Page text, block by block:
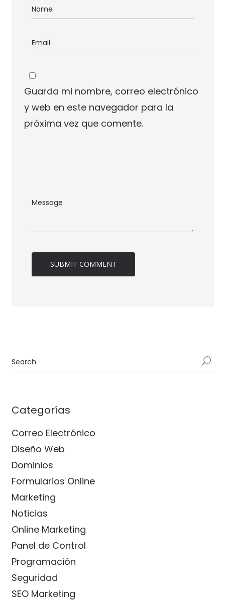
Guarda mi nombre, correo electrónico
y web en este navegador para la
próxima vez que comente.
Categorías
Correo Electrónico
Diseño Web
Dominios
Formularios Online
Marketing
Noticias
Online Marketing
Panel de Control
Programación
Seguridad
SEO Marketing